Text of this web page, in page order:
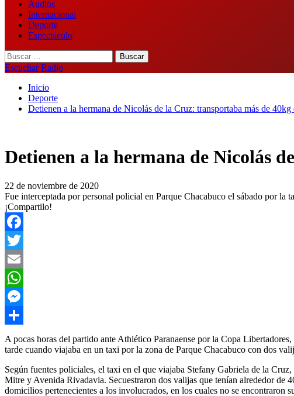
Audios
Internacional
Deporte
Espectáculo
Buscar:
Escuchar Radio
Inicio
Deporte
Detienen a la hermana de Nicolás de la Cruz: transportaba más de
Detienen a la hermana de Nicolás
22 de noviembre de 2020
Fue interceptada por personal policial en Parque Chacabuco el sábado por
¡Compartilo!
Facebook
Twitter
Email
WhatsApp
Messenger
Compartir
A pocas horas del partido ante Athlético Paranaense por la Copa
tarde cuando viajaba en un taxi por la zona de Parque Chacabuco con dos
Según fuentes policiales, el taxi en el que viajaba Stefany Gabriela de la
Mitre y Avenida Rivadavia. Secuestraron dos valijas que tenían alrededor de
domicilios pertenecientes a los involucrados, en los cuales no se encontraron